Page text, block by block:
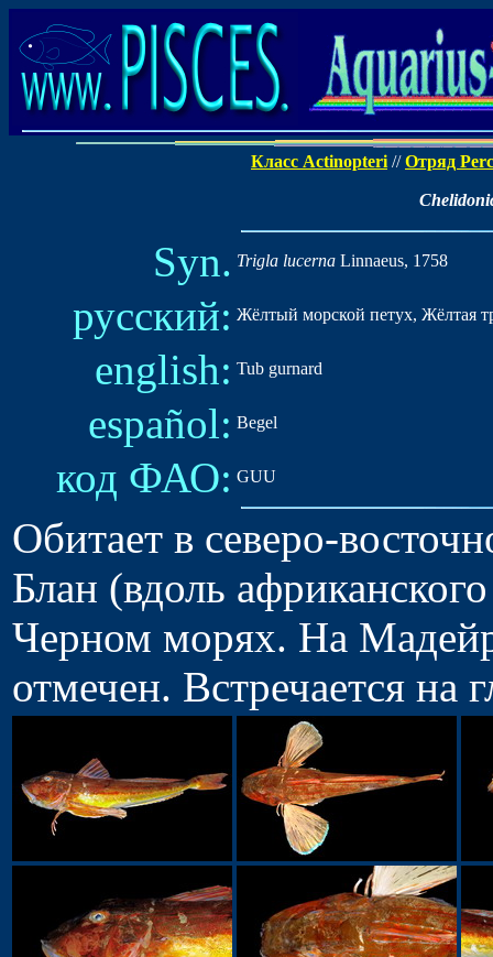
Класс Actinopteri //Отряд
Syn. Trigla lucerna Linnaeus, 1758
русский: Жёлтый морской петух, Жёлтая
english: Tub gurnard
español: Begel
код ФАО: GUU
Обитает в северо-
Блан (вдоль
Черном морях. На
отмечен. Встречается на